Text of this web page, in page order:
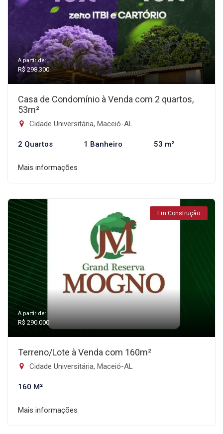
A partir de:
R$ 298.300
Casa de Condomínio à Venda com 2 quartos,
53m²
Cidade Universitária, Maceió-AL
2 Quartos 1 Banheiro 53 m²
Mais informações
Em Construção
A partir de:
R$ 290.000
Terreno/Lote à Venda com 160m²
Cidade Universitária, Maceió-AL
160 M²
Mais informações